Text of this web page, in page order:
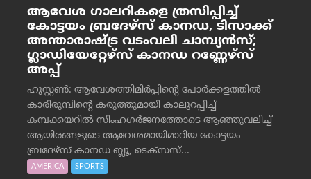
ആവേശ ഗാലറികളെ ത്രസിപ്പിച്ച്
കോട്ടയം ബ്രദേഴ്‌സ് കാനഡ, ടിസാക്ക്
അന്താരാഷ്ട്ര വടംവലി ചാമ്പ്യന്‍സ്;
ഗ്ലാഡിയേറ്റേഴ്‌സ് കാനഡ റണ്ണേഴ്‌സ്
അപ്പ്
ഹൂസ്റ്റണ്‍: ആവേശത്തിമിര്‍പ്പിന്റെ പോര്‍ക്കളത്തില്‍
കാരിരുമ്പിന്റെ കരുത്തുമായി കാലുറപ്പിച്ച്
കമ്പക്കയറില്‍ സിംഹഗര്‍ജനത്തോടെ ആഞ്ഞുവലിച്ച്
ആയിരങ്ങളുടെ ആവേശമായിമാറിയ കോട്ടയം
ബ്രദേഴ്‌സ് കാനഡ ബ്ലൂ, ടെക്‌സസ്...
AMERICA SPORTS